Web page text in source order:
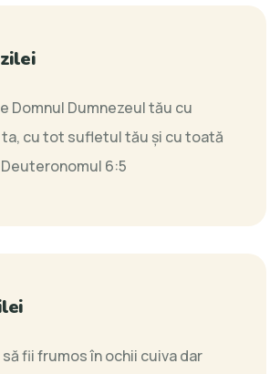
Domnul Dumnezeul tău cu
cu tot sufletul tău şi cu toată
Deuteronomul 6:5
fii frumos în ochii cuiva dar